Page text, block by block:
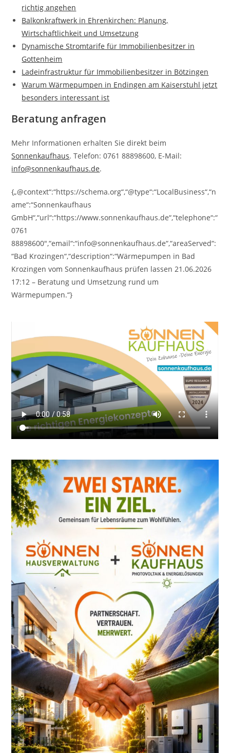
richtig angehen
Balkonkraftwerk in Ehrenkirchen: Planung,
Wirtschaftlichkeit und Umsetzung
Dynamische Stromtarife für Immobilienbesitzer in
Gottenheim
Ladeinfrastruktur für Immobilienbesitzer in Bötzingen
Warum Wärmepumpen in Endingen am Kaiserstuhl jetzt
besonders interessant ist
Beratung anfragen
Mehr Informationen erhalten Sie direkt beim
Sonnenkaufhaus. Telefon: 0761 88898600, E-Mail:
info@sonnenkaufhaus.de.
{„@context“:“https://schema.org“,“@type“:“LocalBusiness“,“n
ame“:“Sonnenkaufhaus
GmbH“,“url“:“https://www.sonnenkaufhaus.de“,“telephone“:“
0761
88898600″,“email“:“info@sonnenkaufhaus.de“,“areaServed“:
“Bad Krozingen“,“description“:“Wärmepumpen in Bad
Krozingen vom Sonnenkaufhaus prüfen lassen 21.06.2026
17:12 – Beratung und Umsetzung rund um
Wärmepumpen.“}